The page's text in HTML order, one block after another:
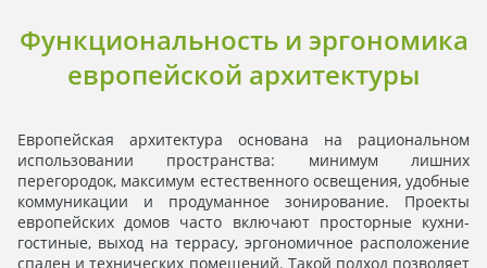
Функциональность и эргономика
европейской архитектуры
Европейская архитектура основана на рациональном
использовании пространства: минимум лишних
перегородок, максимум естественного освещения, удобные
коммуникации и продуманное зонирование. Проекты
европейских домов часто включают просторные кухни-
гостиные, выход на террасу, эргономичное расположение
спален и технических помещений. Такой подход позволяет